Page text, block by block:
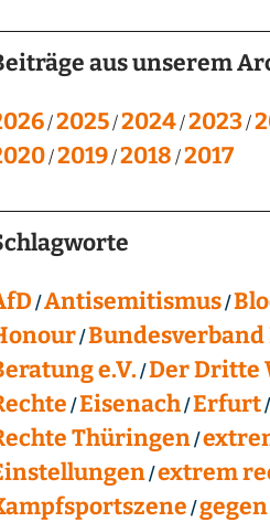
aus unserem
2025 2024 2023
2019 2018 2017
Antisemitismus
Bundesverband
e.V. Der Dritte
Eisenach Erfurt
Thüringen
extrem